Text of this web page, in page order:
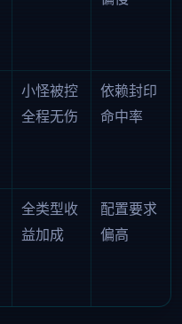
小怪被控
全程无伤
依赖封印
命中率
全类型收
益加成
配置要求
偏高